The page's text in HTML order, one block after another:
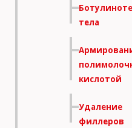
тела
кислотой
Удаление
филлеров